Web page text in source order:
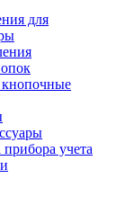
для
учета